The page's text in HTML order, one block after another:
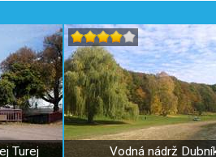
Turej Vodná nádrž